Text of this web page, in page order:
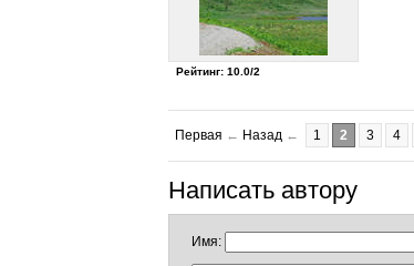
Рейтинг: 10.0/2
Первая ← Назад ← 1 2 3 4
Написать автору
Имя: